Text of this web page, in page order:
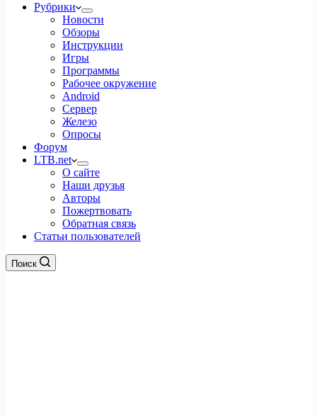
Рубрики
Новости
Обзоры
Инструкции
Игры
Программы
Рабочее окружение
Android
Сервер
Железо
Опросы
Форум
LTB.net
О сайте
Наши друзья
Авторы
Пожертвовать
Обратная связь
Статьи пользователей
Поиск